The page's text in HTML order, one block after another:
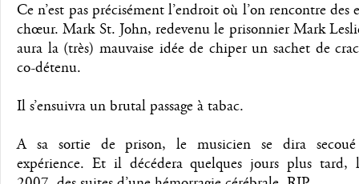
Ce n’est pas précisément l’endroit où l’on rencontre des
chœur. Mark St. John, redevenu le prisonnier Mark
aura la (très) mauvaise idée de chiper un sachet de
co-détenu.
Il s’ensuivra un brutal passage à tabac.
A sa sortie de prison, le musicien se dira
expérience. Et il décédera quelques jours plus